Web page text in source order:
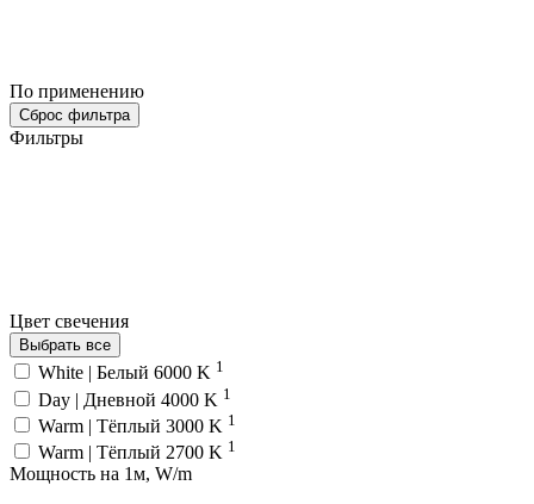
По применению
Сброс фильтра
Фильтры
Цвет свечения
Выбрать все
White | Белый 6000 K 1
Day | Дневной 4000 K 1
Warm | Тёплый 3000 K 1
Warm | Тёплый 2700 K 1
Мощность на 1м, W/m